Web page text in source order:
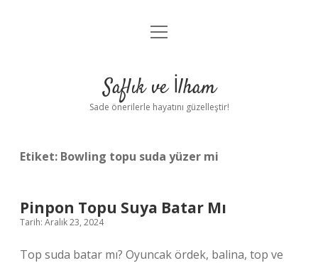
Anasayfa
Yasal Uyarı
menüyü
Saflık ve İlham
Sade önerilerle hayatını güzelleştir!
Etiket: Bowling topu suda yüzer mi
Pinpon Topu Suya Batar Mı
Tarih: Aralık 23, 2024
Top suda batar mı? Oyuncak ördek, balina, top ve